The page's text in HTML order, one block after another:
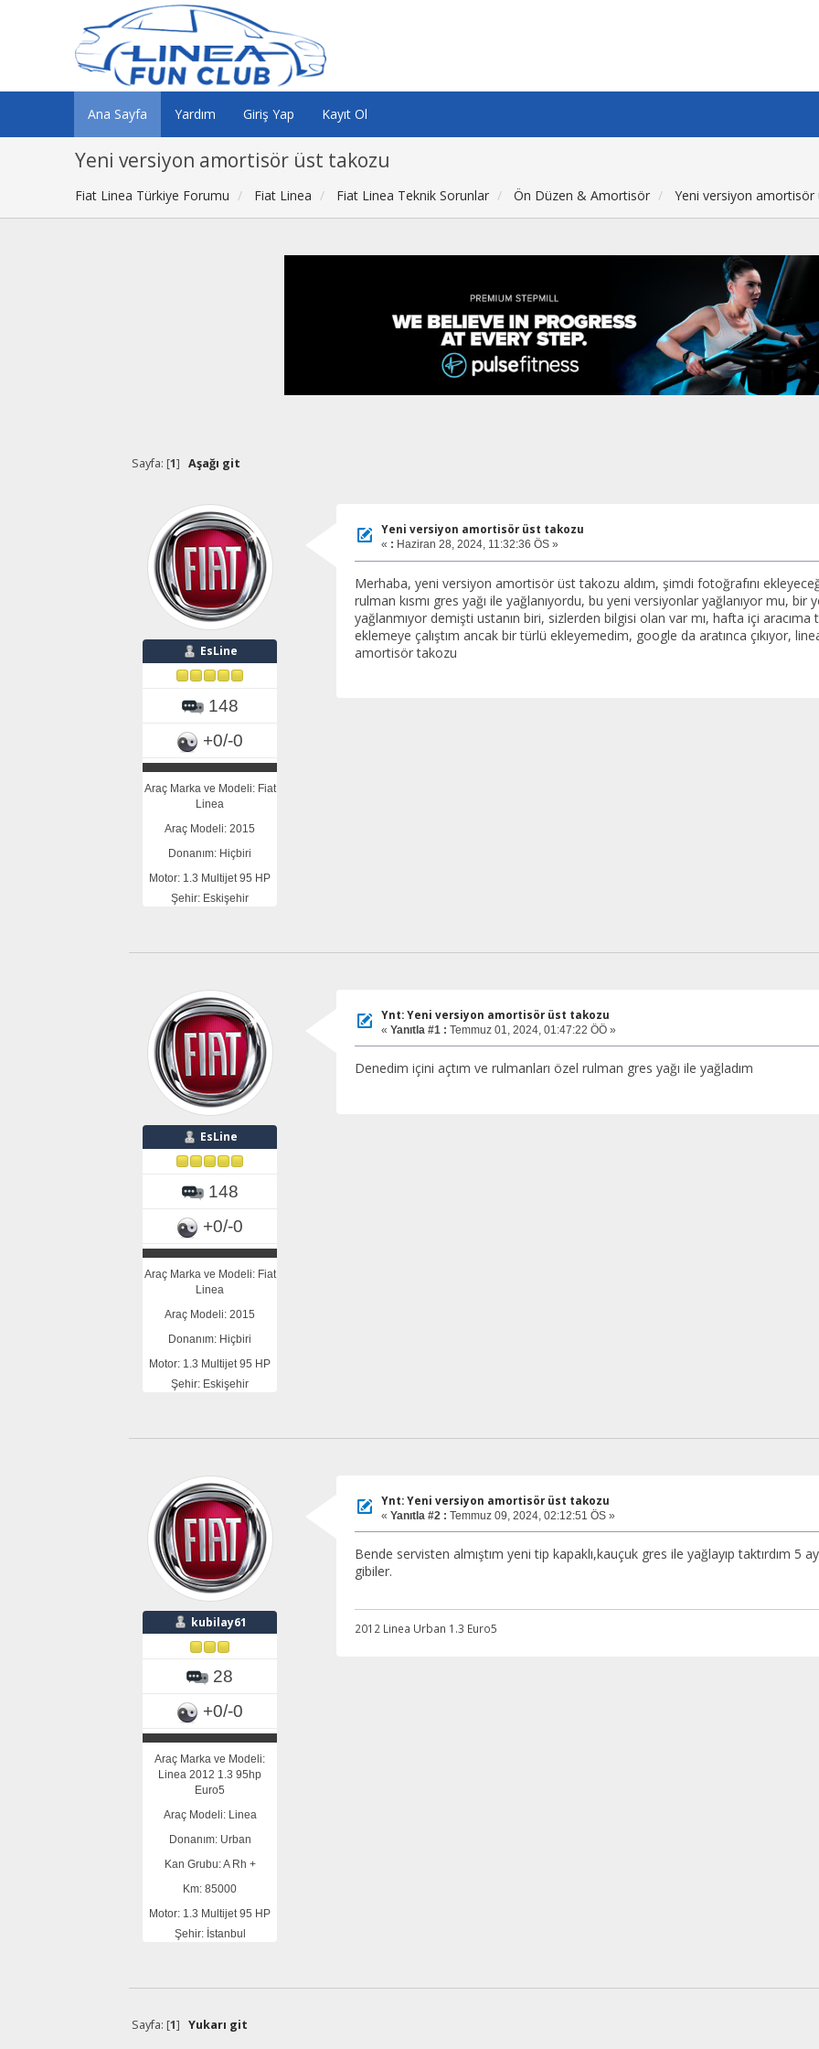
Ana Sayfa Yardım Giriş Yap Kayıt Ol
Yeni versiyon amortisör üst takozu
Fiat Linea Türkiye Forumu Fiat Linea Fiat Linea Teknik Sorunlar Ön Düzen & Amortisör Yeni versiyon amortisör
Sayfa: [1] Aşağı git
EsLine
148
+0/-0
Araç Marka ve Modeli: Fiat
Linea
Araç Modeli: 2015
Donanım: Hiçbiri
Motor: 1.3 Multijet 95 HP
Şehir: Eskişehir
Yeni versiyon amortisör üst takozu
« : Haziran 28, 2024, 11:32:36 ÖS »
Merhaba, yeni versiyon amortisör üst takozu aldım, şimdi fotoğrafını
rulman kısmı gres yağı ile yağlanıyordu, bu yeni versiyonlar yağlanıyor mu, bir
yağlanmıyor demişti ustanın biri, sizlerden bilgisi olan var mı, hafta içi
eklemeye çalıştım ancak bir türlü ekleyemedim, google da aratınca çıkıyor,
amortisör takozu
EsLine
148
+0/-0
Araç Marka ve Modeli: Fiat
Linea
Araç Modeli: 2015
Donanım: Hiçbiri
Motor: 1.3 Multijet 95 HP
Şehir: Eskişehir
Ynt: Yeni versiyon amortisör üst takozu
«Yanıtla #1 : Temmuz 01, 2024, 01:47:22 ÖÖ »
Denedim içini açtım ve rulmanları özel rulman gres yağı ile yağladım
kubilay61
28
+0/-0
Araç Marka ve Modeli:
Linea 2012 1.3 95hp
Euro5
Araç Modeli: Linea
Donanım: Urban
Kan Grubu: A Rh +
Km: 85000
Motor: 1.3 Multijet 95 HP
Şehir: İstanbul
Ynt: Yeni versiyon amortisör üst takozu
«Yanıtla #2 : Temmuz 09, 2024, 02:12:51 ÖS »
Bende servisten almıştım yeni tip kapaklı,kauçuk gres ile yağlayıp taktırdım 5
gibiler.
2012 Linea Urban 1.3 Euro5
Sayfa: [1] Yukarı git